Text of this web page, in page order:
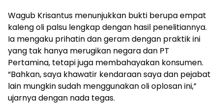
Wagub Krisantus menunjukkan bukti berupa empat
kaleng oli palsu lengkap dengan hasil penelitiannya.
Ia mengaku prihatin dan geram dengan praktik ini
yang tak hanya merugikan negara dan PT
Pertamina, tetapi juga membahayakan konsumen.
“Bahkan, saya khawatir kendaraan saya dan pejabat
lain mungkin sudah menggunakan oli oplosan ini,”
ujarnya dengan nada tegas.